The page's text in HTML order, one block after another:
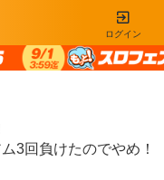
ログイン
3回負けたのでやめ！